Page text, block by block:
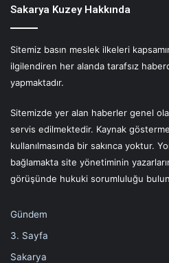
Sakarya Kuzey Hakkında
Sitemiz basın meslek ilkeleri
ilgilendiren her alanda tarafsız
yapmaktadır.
Sitemizde yer alan haberler genel
servis edilmektedir. Kaynak
kullanılmasında bir sakınca yoktur.
bağlamakta site yönetiminin
görüşünde hukuki sorumluluğu
Gündem
3. Sayfa
Sakarya